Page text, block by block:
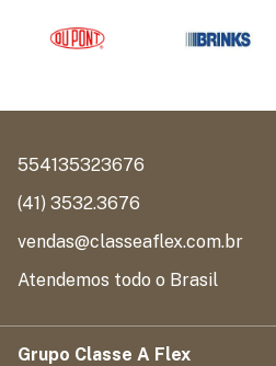
554135323676
(41) 3532.3676
vendas@classeaflex.com.br
Atendemos todo o Brasil
Grupo Classe A Flex